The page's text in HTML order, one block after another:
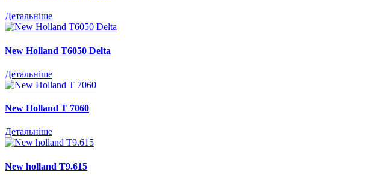
Детальніше
New Holland Т6050 Delta
Детальніше
New Holland T 7060
Детальніше
New holland Т9.615